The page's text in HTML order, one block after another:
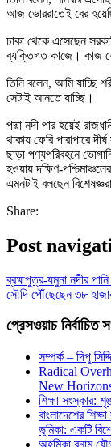
আজ ভোররাতেই বের
ঢাকা থেকে এসেছেন
ব্যক্তিগত কাজে। কাজ
তিনি বলেন, আমি যাচ্ছি
সেটাই আনতে যাচ্ছি।
পদ্মা নদী পার হয়েই
থাকায় ফেরি পারাপারে
ছাড়া পণ্যপরিবহনে
হওয়ায় দক্ষিণ-
এমনটাই বলছেন
Share:
Post
ব্রহ্মপুত্র-যমুনা নদীর
সৌদি পৌঁছেছেন ৩৮
প্রেসওয়াচ নির্বাচিত
সম্পর্ক – দিপু
Radical
New
শিক্ষা সংস্কার:
বাংলাদেশের
ভূমিকা: একটি
অহমিকা বনাম